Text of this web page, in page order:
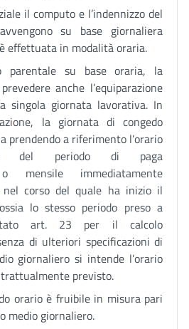
il computo e l’indennizzo del
su base giornaliera
effettuata in modalità oraria.
parentale su base oraria, la
anche l’equiparazione
singola giornata lavorativa. In
la giornata di congedo
prendendo a riferimento l’orario
del periodo di paga
mensile immediatamente
nel corso del quale ha inizio il
lo stesso periodo preso a
art. 23 per il calcolo
di ulteriori specificazioni di
giornaliero si intende l’orario
previsto.
orario è fruibile in misura pari
medio giornaliero.